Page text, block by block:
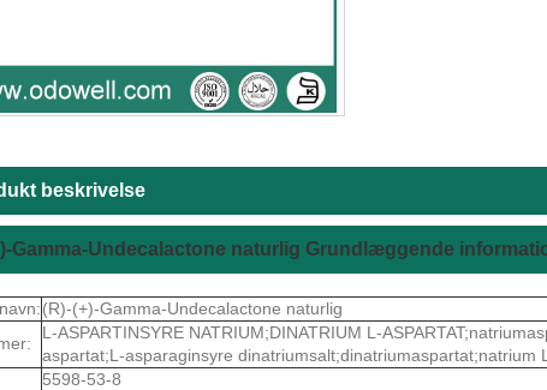
beskrivelse
Gamma-Undecalactone naturlig Grundlæggende
(R)-(+)-Gamma-Undecalactone naturlig
L-ASPARTINSYRE NATRIUM;DINATRIUM L-
aspartat;L-asparaginsyre dinatriumsalt;dinatriumaspartat;natrium
5598-53-8